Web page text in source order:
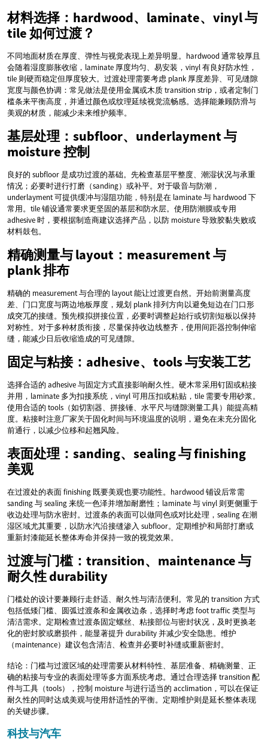
材料选择：hardwood、laminate、vinyl 与
tile 如何过渡？
不同地面材质在厚度、弹性与视觉表现上差异明显。hardwood 通常较厚且
会随着湿度膨胀收缩，laminate 厚度均匀、易安装，vinyl 有良好防水性，
tile 则硬而稳定但厚度较大。过渡处理需要考虑 plank 厚度差异、可见缝隙
宽度与颜色协调：常见做法是使用金属或木质 transition strip，或者定制门
槛条来平衡高度，并通过颜色或纹理延续视觉流畅感。选择能兼顾防滑与
美观的材质，能减少未来维护频率。
基层处理：subfloor、underlayment 与
moisture 控制
良好的 subfloor 是成功过渡的基础。先检查基层平整度、潮湿状况与承重
情况；必要时进行打磨（sanding）或补平。对于吸音与防潮，
underlayment 可提供缓冲与湿阻功能，特别是在 laminate 与 hardwood 下
常用。tile 铺设通常要求更坚固的基层和防水层。使用防潮膜或专用
adhesive 时，要根据制造商建议选择产品，以防 moisture 导致胶黏失败或
材料鼓包。
精确测量与 layout：measurement 与
plank 排布
精确的 measurement 与合理的 layout 能让过渡更自然。开始前测量高度
差、门口宽度与两边地板厚度，规划 plank 排列方向以避免短边在门口形
成突兀的接缝。预先模拟拼接位置，必要时调整起始行或切割短板以保持
对称性。对于多种材质衔接，尽量保持收边线整齐，使用间距器控制伸缩
缝，能减少日后收缩造成的可见缝隙。
固定与粘接：adhesive、tools 与安装工艺
选择合适的 adhesive 与固定方式直接影响耐久性。硬木常采用钉固或粘接
并用，laminate 多为扣接系统，vinyl 可用压扣或粘贴，tile 需要专用砂浆。
使用合适的 tools（如切割器、拼接锤、水平尺与缝隙测量工具）能提高精
度。粘接时注意厂家关于固化时间与环境温度的说明，避免在未充分固化
前通行，以减少位移和起翘风险。
表面处理：sanding、sealing 与 finishing
美观
在过渡处的表面 finishing 既要美观也要功能性。hardwood 铺设后常需
sanding 与 sealing 来统一色泽并增加耐磨性；laminate 与 vinyl 则更侧重于
收边处理与防水密封。过渡条的表面可以做同色或对比处理，sealing 在潮
湿区域尤其重要，以防水汽沿接缝渗入 subfloor。定期维护和局部打磨或
重新封漆能延长整体寿命并保持一致的视觉效果。
过渡与门槛：transition、maintenance 与
耐久性 durability
门槛处的设计要兼顾行走舒适、耐久性与清洁便利。常见的 transition 方式
包括低矮门槛、圆弧过渡条和金属收边条，选择时考虑 foot traffic 类型与
清洁需求。定期检查过渡条固定螺丝、粘接部位与密封状况，及时更换老
化的密封胶或磨损件，能显著提升 durability 并减少安全隐患。维护
（maintenance）建议包含清洁、检查并必要时补缝或重新密封。
结论：门槛与过渡区域的处理需要从材料特性、基层准备、精确测量、正
确的粘接与专业的表面处理等多方面系统考虑。通过合理选择 transition 配
件与工具（tools），控制 moisture 与进行适当的 acclimation，可以在保证
耐久性的同时达成美观与使用舒适性的平衡。定期维护则是延长整体表现
的关键步骤。
科技与汽车